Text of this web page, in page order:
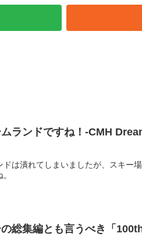
ランドですね！-CMH
ドは潰れてしまいましたが、スキー
総集編とも言うべき「